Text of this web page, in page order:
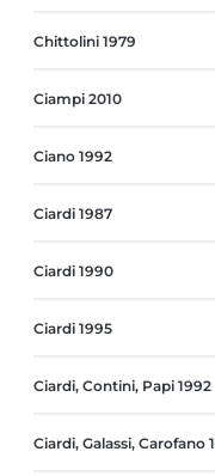
Chittolini 1979
Ciampi 2010
Ciano 1992
Ciardi 1987
Ciardi 1990
Ciardi 1995
Ciardi, Contini, Papi 1992
Ciardi, Galassi, Carofano